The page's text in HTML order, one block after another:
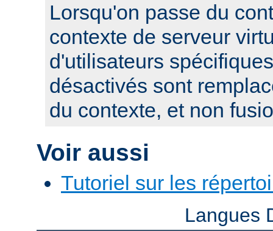
Lorsqu'on passe du
contexte de serveur
d'utilisateurs
désactivés sont
du contexte, et non
Voir aussi
Tutoriel sur les
Langues